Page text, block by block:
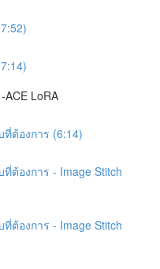
ACE LoRA
ต้องการ (6:14)
ต้องการ - Image Stitch
ต้องการ - Image Stitch